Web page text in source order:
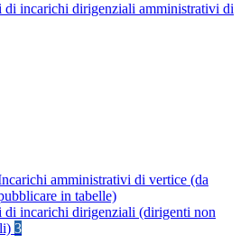
di incarichi dirigenziali amministrativi di
amministrativi di vertice (da
in tabelle)
di incarichi dirigenziali (dirigenti non
3